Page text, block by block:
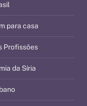
para casa
Profissões
da Síria